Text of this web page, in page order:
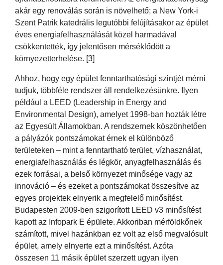
akár egy renoválás során is növelhető; a New York-i
Szent Patrik katedrális legutóbbi felújításakor az épület
éves energiafelhasználását közel harmadával
csökkentették, így jelentősen mérséklődött a
környezetterhelése. [3]
Ahhoz, hogy egy épület fenntarthatósági szintjét mérni
tudjuk, többféle rendszer áll rendelkezésünkre. Ilyen
például a LEED (Leadership in Energy and
Environmental Design), amelyet 1998-ban hozták létre
az Egyesült Államokban. A rendszernek köszönhetően
a pályázók pontszámokat érnek el különböző
területeken – mint a fenntartható terület, vízhasználat,
energiafelhasználás és légkör, anyagfelhasználás és
ezek forrásai, a belső környezet minősége vagy az
innováció – és ezeket a pontszámokat összesítve az
egyes projektek elnyerik a megfelelő minősítést.
Budapesten 2009-ben szigorított LEED v3 minősítést
kapott az Infopark E épülete. Akkoriban mérföldkőnek
számított, mivel hazánkban ez volt az első megvalósult
épület, amely elnyerte ezt a minősítést. Azóta
összesen 11 másik épület szerzett ugyan ilyen